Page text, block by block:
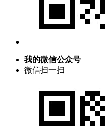
我的微信公众号
微信扫一扫